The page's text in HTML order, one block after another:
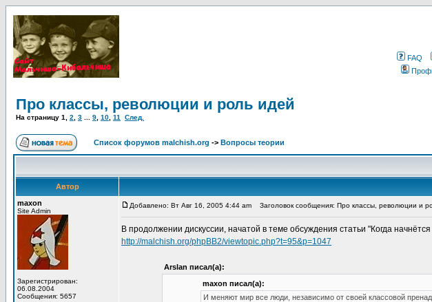
FAQ
Про классы, революции и роль идей
На страницу 1 2 3 9 10 11 След.
Список форумов malchish.org -> Вопросы теории
Автор
maxon
Site Admin
Зарегистрирован:
06.08.2004
Сообщения: 5657
Добавлено: Вт Авг 16, 2005 4:44 am Заголовок сообщения: Про классы, революции и
В продолжении дискуссии, начатой в теме обсуждения статьи "Когда
http://malchish.org/phpBB2/viewtopic.php?t=95&p=1047
Arslan писал(а):
maxon писал(а):
И меняют мир все люди, независимо от своей классовой